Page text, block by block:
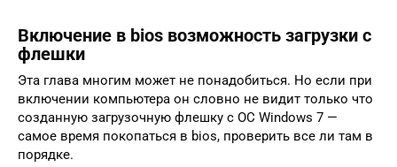
Включение в bios возможность загрузки с
флешки
Эта глава многим может не понадобиться. Но если при
включении компьютера он словно не видит только что
созданную загрузочную флешку с ОС Windows 7 —
самое время покопаться в bios, проверить все ли там в
порядке.